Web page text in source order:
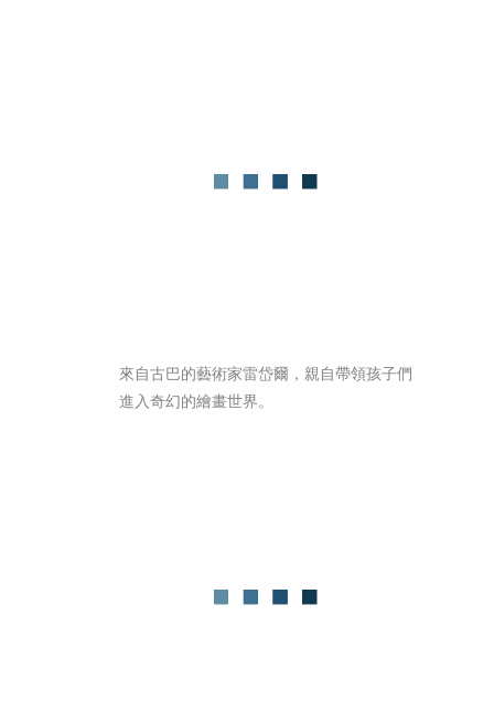
來自古巴的藝術家雷岱爾，親自帶領孩子們
進入奇幻的繪畫世界。